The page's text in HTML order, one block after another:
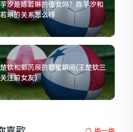
汐是陈若琳的侄女吗？陈芋汐和
琳的关系怎么样
钦和郭芮辰的甜蜜瞬间(王楚钦三
注前女友)